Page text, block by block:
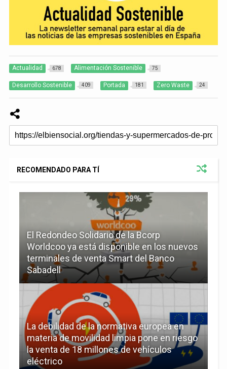
Actualidad 678 Alimentación Sostenible 75
Desarrollo Sostenible 409 Portada 181 Zero Waste 24
RECOMENDADO PARA TÍ
El Redondeo Solidario de la Bcorp
Worldcoo ya está disponible en los nuevos
terminales de venta Smart del Banco
Sabadell
La debilidad de la normativa europea en
materia de movilidad limpia pone en riesgo
la venta de 18 millones de vehículos
eléctrico